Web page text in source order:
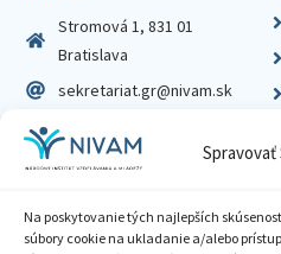
Spravovať
Na poskytovanie tých najlepších
súbory cookie na ukladanie a/alebo
Stromová 1, 831 01
Bratislava
sekretariat.gr@nivam.sk
IČO: 00164348
DIČ: 2020798714